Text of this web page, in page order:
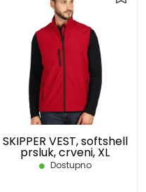
SKIPPER VEST, softshell
prsluk, crveni, XL
Dostupno